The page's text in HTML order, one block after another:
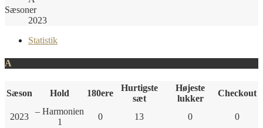
Sæsoner
2023
Statistik
A
Sæson Hold 180ere
Hurtigste
sæt
Højeste
lukker
Checkout
2023
– Harmonien
1
0 13 0
0